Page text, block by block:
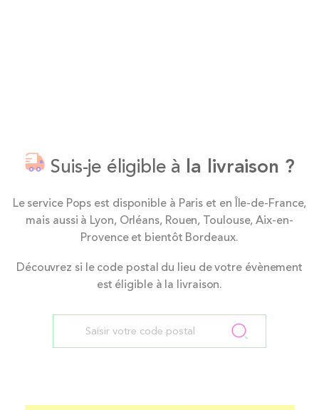
Suis-je éligible à la livraison ?
Le service Pops est disponible à Paris et en Île-de-France,
mais aussi à Lyon, Orléans, Rouen, Toulouse, Aix-en-
Provence et bientôt Bordeaux.
Découvrez si le code postal du lieu de votre évènement
est éligible à la livraison.